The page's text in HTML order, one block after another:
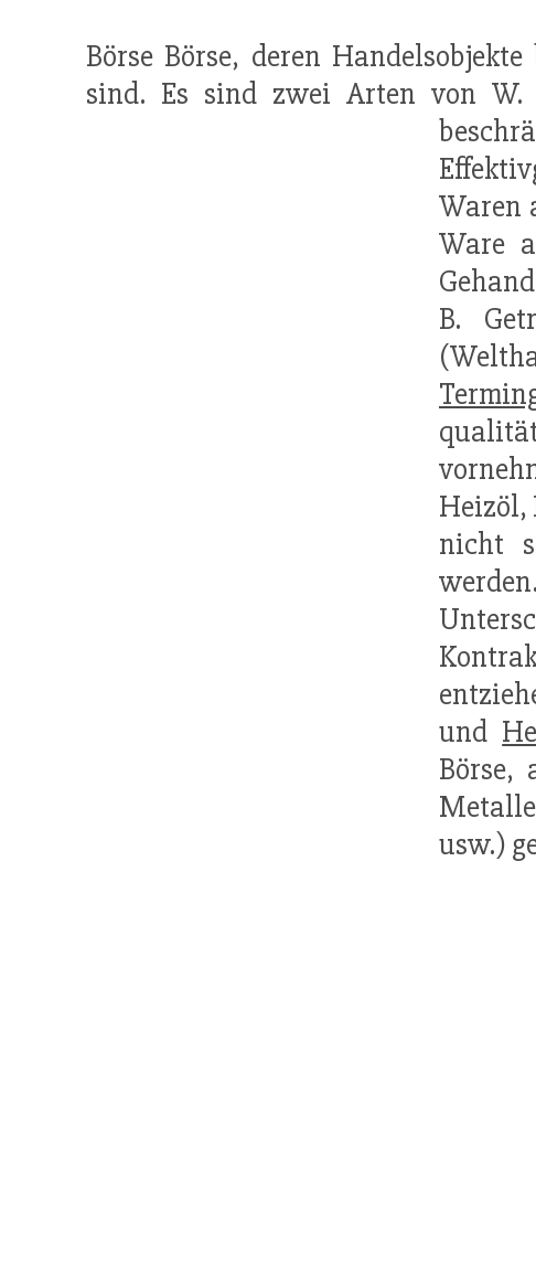
Börse Börse, deren
sind. Es sind zwei Arten von W.
Waren
Ware
B.
Heizöl,
nicht
und
Börse,
usw.)